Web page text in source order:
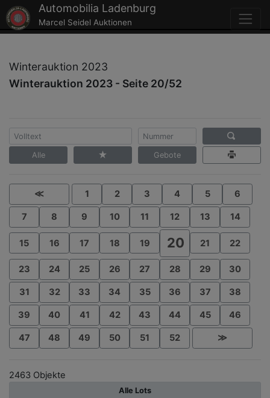
Automobilia Ladenburg
Marcel Seidel Auktionen
Winterauktion 2023
Winterauktion 2023 - Seite 20/52
Alle Gebote
≪ 1 2 3 4 5 6
7 8 9 10 11 12 13 14
15 16 17 18 19 20 21 22
23 24 25 26 27 28 29 30
31 32 33 34 35 36 37 38
39 40 41 42 43 44 45 46
47 48 49 50 51 52 ≫
2463 Objekte
Alle Lots